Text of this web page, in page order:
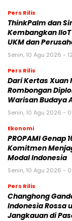
Pers Rilis
ThinkPalm dan
Kembangkan
UKM dan
Senin, 10 Agu 2026 -
Pers Rilis
Dari Kertas Xuan
Rombongan
Warisan Budaya
Senin, 10 Agu 2026 -
Ekonomi
PROPAMI Genap
Komitmen
Modal Indonesia
Senin, 10 Agu 2026 -
Pers Rilis
Changhong
Indonesia Rossa
Jangkauan di